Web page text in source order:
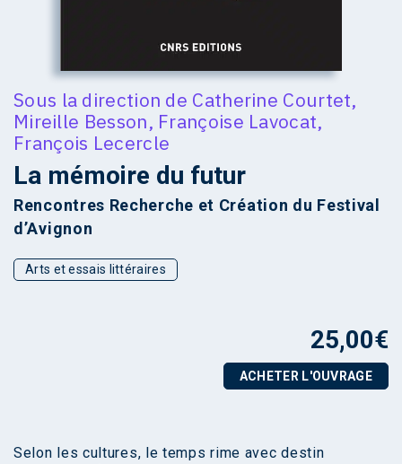
Sous la direction de Catherine Courtet,
Mireille Besson, Françoise Lavocat,
François Lecercle
La mémoire du futur
Rencontres Recherche et Création du Festival
d’Avignon
Arts et essais littéraires
25,00€
ACHETER L'OUVRAGE
Selon les cultures, le temps rime avec destin